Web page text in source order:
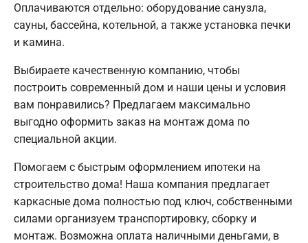
Оплачиваются отдельно: оборудование санузла,
сауны, бассейна, котельной, а также установка печки
и камина.
Выбираете качественную компанию, чтобы
построить современный дом и наши цены и условия
вам понравились? Предлагаем максимально
выгодно оформить заказ на монтаж дома по
специальной акции.
Помогаем с быстрым оформлением ипотеки на
строительство дома! Наша компания предлагает
каркасные дома полностью под ключ, собственными
силами организуем транспортировку, сборку и
монтаж. Возможна оплата наличными деньгами, в